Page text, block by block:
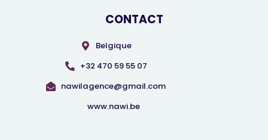
CONTACT
Belgique
+32 470 59 55 07
nawilagence@gmail.com
www.nawi.be